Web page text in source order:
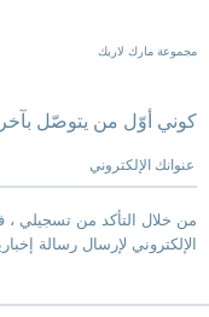
مجموعة مارك لاريك
كوني أوّل من يتوصّل
عنوانك الإلكتروني
من خلال التأكد من تسجيلي ،
الإلكتروني لإرسال رسالة